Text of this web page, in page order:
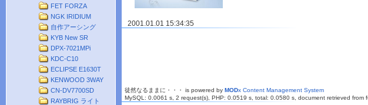
FET FORZA
NGK IRIDIUM
自作アーシング
KYB New SR
DPX-7021MPi
KDC-C10
ECLIPSE E1630T
KENWOOD 3WAY
CN-DV7700SD
RAYBRIG ライト
2001.01.01 15:34:35
徒然なるままに・・・ is powered by MODx Content Management System
MySQL: 0.0061 s, 2 request(s), PHP: 0.0519 s, total: 0.0580 s, document retrieved from